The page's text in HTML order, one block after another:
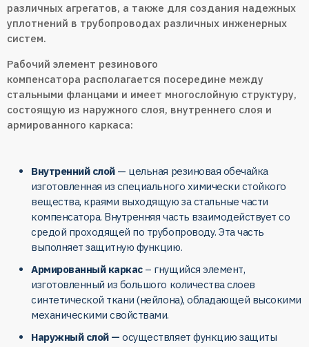
различных агрегатов, а также для создания надежных
уплотнений в трубопроводах различных инженерных
систем.
Рабочий элемент резинового
компенсатора располагается посередине между
стальными фланцами и имеет многослойную структуру,
состоящую из наружного слоя, внутреннего слоя и
армированного каркаса:
Внутренний слой— цельная резиновая обечайка
изготовленная из специального химически стойкого
вещества, краями выходящую за стальные части
компенсатора. Внутренняя часть взаимодействует со
средой проходящей по трубопроводу. Эта часть
выполняет защитную функцию.
Армированный каркас– гнущийся элемент,
изготовленный из большого количества слоев
синтетической ткани (нейлона), обладающей высокими
механическими свойствами.
Наружный слой —осуществляет функцию защиты